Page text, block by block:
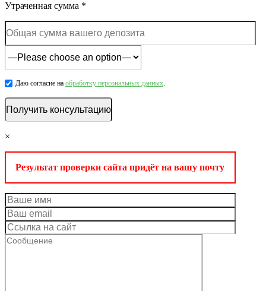
Утраченная сумма *
Даю согласие на обработку персональных данных.
×
Результат проверки сайта придёт на вашу почту